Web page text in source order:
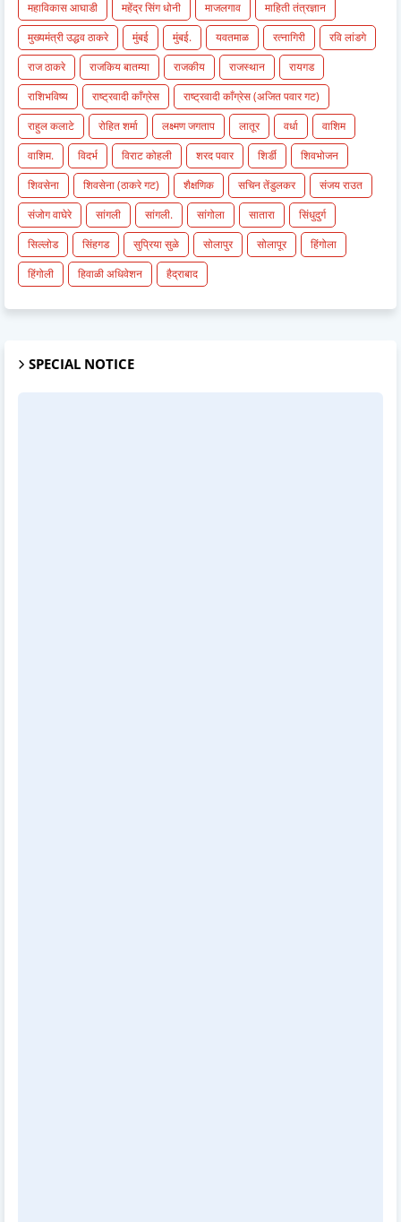
महाविकास आघाडी महेंद्र सिंग धोनी माजलगाव
माहिती तंत्रज्ञान
मुख्यमंत्री उद्धव ठाकरे
मुंबई मुंबई. यवतमाळ रत्नागिरी
रवि लांडगे
राज ठाकरे
राजकिय बातम्या राजकीय राजस्थान
रायगड
राशिभविष्य
राष्ट्रवादी काँग्रेस
राष्ट्रवादी काँग्रेस (अजित पवार गट)
राहुल कलाटे
रोहित शर्मा लक्ष्मण जगताप लातूर वर्धा
वाशिम
वाशिम.
विदर्भ विराट कोहली शरद पवार शिर्डी
शिवभोजन
शिवसेना
शिवसेना (ठाकरे गट) शैक्षणिक सचिन तेंडुलकर
संजय राउत
संजोग वाघेरे
सांगली सांगली. सांगोला सातारा
सिंधुदुर्ग
सिल्लोड
सिंहगड सुप्रिया सुळे सोलापुर सोलापूर
हिंगोला
हिंगोली
हिवाळी अधिवेशन हैद्राबाद
SPECIAL NOTICE